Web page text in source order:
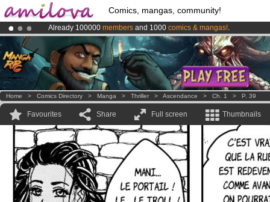
Comics, mangas, community!
Already 100000 members and 1000 comics & mangas!.
Premium membership from3.95 eurosper month !Get membership
AmilovaKickstarter is now LIVE!.
Home > Comics Directory > Manga > Thriller > Ascendance > Ch. 1 > P. 39
Favourites Share Full screen Thumbnails